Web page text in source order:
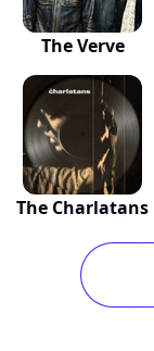
The Verve
The Charlatans